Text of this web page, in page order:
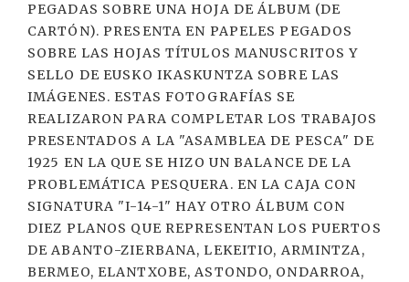
PEGADAS SOBRE UNA HOJA DE ÁLBUM (DE
CARTÓN). PRESENTA EN PAPELES PEGADOS
SOBRE LAS HOJAS TÍTULOS MANUSCRITOS Y
SELLO DE EUSKO IKASKUNTZA SOBRE LAS
IMÁGENES. ESTAS FOTOGRAFÍAS SE
REALIZARON PARA COMPLETAR LOS TRABAJOS
PRESENTADOS A LA "ASAMBLEA DE PESCA" DE
1925 EN LA QUE SE HIZO UN BALANCE DE LA
PROBLEMÁTICA PESQUERA. EN LA CAJA CON
SIGNATURA "I-14-1" HAY OTRO ÁLBUM CON
DIEZ PLANOS QUE REPRESENTAN LOS PUERTOS
DE ABANTO-ZIERBANA, LEKEITIO, ARMINTZA,
BERMEO, ELANTXOBE, ASTONDO, ONDARROA,